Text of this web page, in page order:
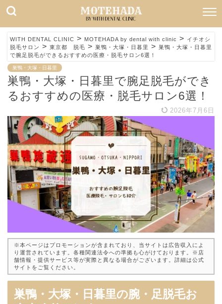
WITH DENTAL CLINIC > MOTEHADA by dental with clinic > イチオシ
脱毛サロン > 東京都 脱毛 > 巣鴨・大塚・日暮里 > 巣鴨・大塚・日暮里
で腕足脱毛ができるおすすめの医療・脱毛サロン6選！
巣鴨・大塚・日暮里
巣鴨・大塚・日暮里で腕足脱毛ができ
るおすすめの医療・脱毛サロン6選！
2026年7月6日
※本ページはプロモーションが含まれており、当サイトは広告収入によ
り運営されています。各種関連法令への準拠も心がけております。※店
舗情報・提供サービス等が実際と異なる場合がございます。詳細は公式
サイトをご覧ください。
巣鴨・大塚・日暮里の腕・足脱毛お